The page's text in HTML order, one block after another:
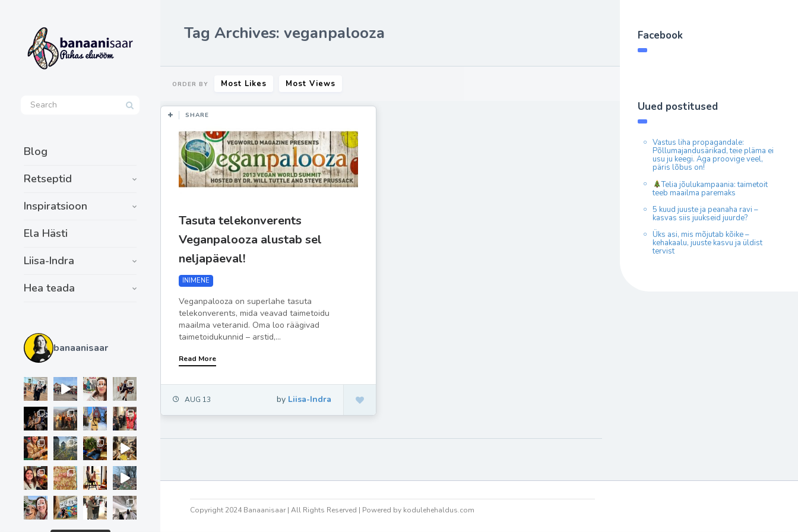
Blog
Retseptid
Inspiratsioon
Ela Hästi
Liisa-Indra
Hea teada
banaanisaar
Tag Archives: veganpalooza
ORDER BY Most Likes Most Views
SHARE
Tasuta telekonverents
Veganpalooza alustab sel
neljapäeval!
INIMENE
Veganpalooza on superlahe tasuta
telekonverents, mida veavad taimetoidu
maailma veteranid. Oma loo räägivad
taimetoidukunnid – arstid,...
Read More
AUG 13 by Liisa-Indra
Facebook
Uued postitused
Vastus liha propagandale:
Põllumajandusärikad, teie pläma ei
usu ju keegi. Aga proovige veel,
päris lõbus on!
Telia jõulukampaania: taimetoit
teeb maailma paremaks
5 kuud juuste ja peanaha ravi –
kasvas siis juukseid juurde?
Üks asi, mis mõjutab kõike –
kehakaalu, juuste kasvu ja üldist
tervist
Copyright 2024 Banaanisaar | All Rights Reserved | Powered by kodulehehaldus.com